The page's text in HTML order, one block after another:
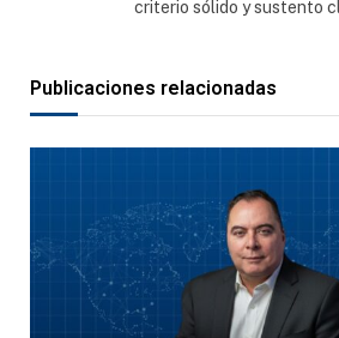
criterio sólido y sustento
Publicaciones relacionadas